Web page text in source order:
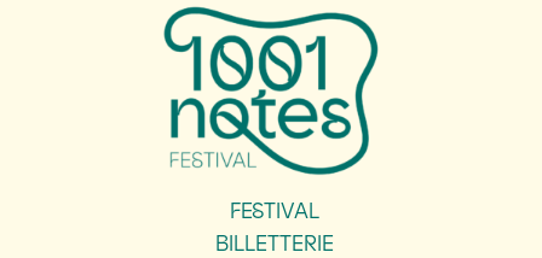
FESTIVAL
BILLETTERIE